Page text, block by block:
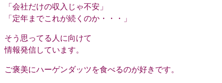
「会社だけの収入じゃ不安」
「定年までこれが続くのか・・・」
そう思ってる人に向けて
情報発信しています。
ご褒美にハーゲンダッツを食べるのが好きです。